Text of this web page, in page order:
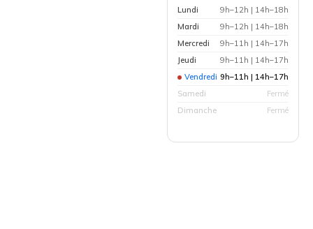
Lundi
9h–12h | 14h–18h
Mardi
9h–12h | 14h–18h
Mercredi
9h–11h | 14h–17h
Jeudi
9h–11h | 14h–17h
Vendredi 9h–11h | 14h–17h
Samedi
Fermé
Dimanche
Fermé